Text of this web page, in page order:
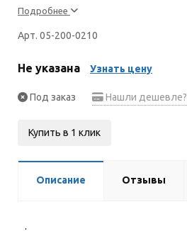
Подробнее
Арт. 05-200-0210
Не указана Узнать цену
Под заказ Нашли дешевле?
Купить в 1 клик
Описание Отзывы
.